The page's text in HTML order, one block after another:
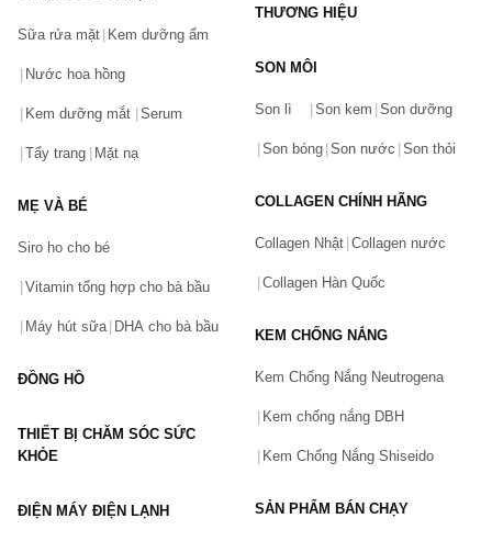
Bạn gặp vấn đề về sản phẩm hay mua hàng?
Hãy báo lỗi cho chúng tôi. Hoặc gọi cho chúng tôi qua số
Vấn đề(*)
Sữa rửa mặt Kem dưỡng ẩm
Nước hoa hồng
Kem dưỡng mắt Serum
Tẩy trang Mặt nạ
MẸ VÀ BÉ
Siro ho cho bé
Vitamin tổng hợp cho bà bầu
Máy hút sữa DHA cho bà bầu
ĐỒNG HỒ
THIẾT BỊ CHĂM SÓC SỨC
KHỎE
ĐIỆN MÁY ĐIỆN LẠNH
THƯƠNG HIỆU
SON MÔI
Son lì Son kem Son dưỡng
Son bóng Son nước Son thỏi
COLLAGEN CHÍNH HÃNG
Collagen Nhật Collagen nước
Collagen Hàn Quốc
KEM CHỐNG NẮNG
Kem Chống Nắng Neutrogena
Kem chống nắng DBH
Kem Chống Nắng Shiseido
SẢN PHẨM BÁN CHẠY